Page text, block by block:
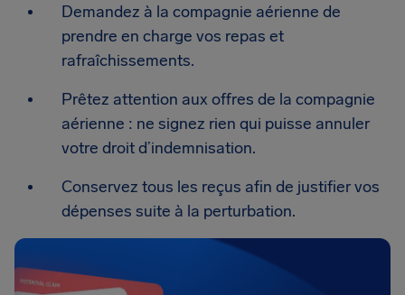
Demandez à la compagnie aérienne de
prendre en charge vos repas et
rafraîchissements.
Prêtez attention aux offres de la compagnie
aérienne : ne signez rien qui puisse annuler
votre droit d’indemnisation.
Conservez tous les reçus afin de justifier vos
dépenses suite à la perturbation.